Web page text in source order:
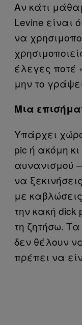
Αν κάτι
Levine είναι
να
έλεγες ποτέ
μην το
Μια
Υπάρχει
pic ή ακόμη
αυνανισμού
να
με
την κακή dick
τη ζητήσω.
δεν θέλουν
πρέπει να